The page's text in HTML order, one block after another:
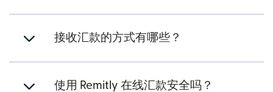
接收汇款的方式有哪些？
使用 Remitly 在线汇款安全吗？